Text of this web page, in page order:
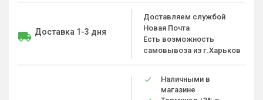
Доставка 1-3 дня
Доставляем службой
Новая Почта
Есть возможность
самовывоза из г.Харьков
Наличными в
магазине